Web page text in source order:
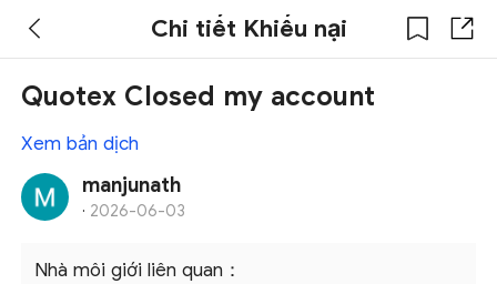
Chi tiết Khiếu nại
Quotex Closed my account
Xem bản dịch
manjunath
· 2026-06-03
Nhà môi giới liên quan：